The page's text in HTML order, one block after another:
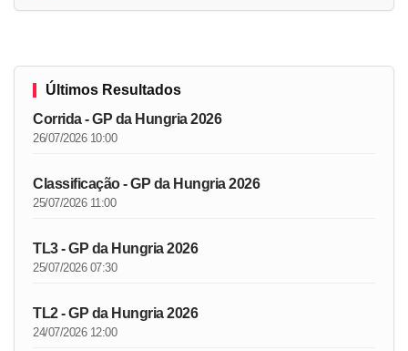
Últimos Resultados
Corrida - GP da Hungria 2026
26/07/2026 10:00
Classificação - GP da Hungria 2026
25/07/2026 11:00
TL3 - GP da Hungria 2026
25/07/2026 07:30
TL2 - GP da Hungria 2026
24/07/2026 12:00